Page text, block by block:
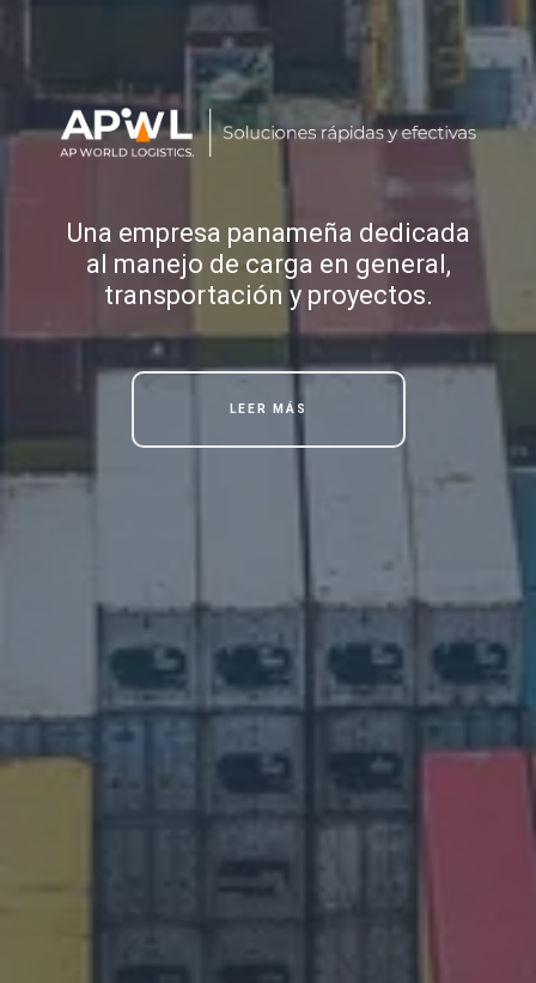
Una empresa panameña dedicada
al manejo de carga en general,
transportación y proyectos.
LEER MÁS